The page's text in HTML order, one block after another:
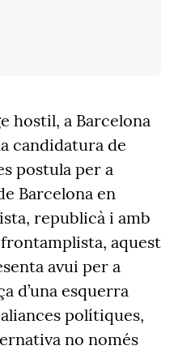
hostil, a Barcelona
candidatura de
postula per a
Barcelona en
republicà i amb
frontamplista, aquest
avui per a
d’una esquerra
polítiques,
no només